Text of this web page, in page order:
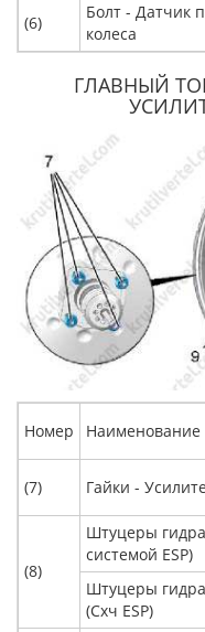
(6)
Болт - Датчик
колеса
ГЛАВНЫЙ
Номер Наименование
(7) Гайки -
(8)
Штуцеры
системой ESP)
Штуцеры
(Схч ESP)